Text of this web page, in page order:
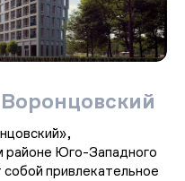
районе Юго-Западного
привлекательное